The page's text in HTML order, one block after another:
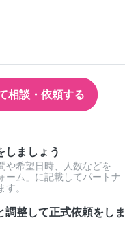
相談・依頼する
しましょう
や希望日時、人数などを
ーム」に記載してパートナ
。
調整して正式依頼をしま